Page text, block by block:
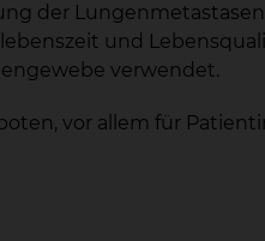
der
und
verwendet.
vor allem für